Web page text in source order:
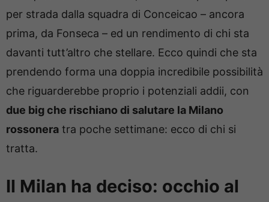
per strada dalla squadra di Conceicao – ancora
prima, da Fonseca – ed un rendimento di chi sta
davanti tutt’altro che stellare. Ecco quindi che sta
prendendo forma una doppia incredibile possibilità
che riguarderebbe proprio i potenziali addii, con
due big che rischiano di salutare la Milano
rossonera tra poche settimane: ecco di chi si
tratta.
Il Milan ha deciso: occhio al